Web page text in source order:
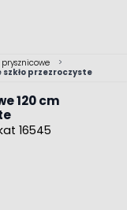
prysznicowe
>
szkło przezroczyste
120 cm
16545